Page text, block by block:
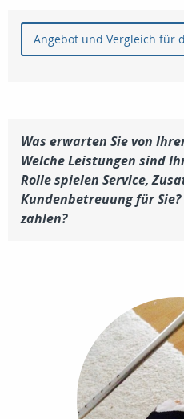
Angebot und Vergleich für
Was erwarten Sie von
Welche Leistungen sind
Rolle spielen Service,
Kundenbetreuung für
zahlen?